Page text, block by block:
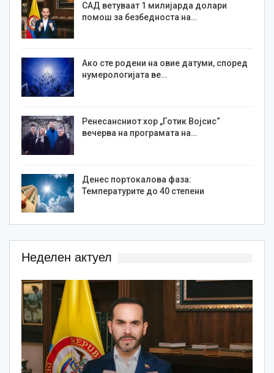
САД ветуваат 1 милијарда долари
помош за безбедноста на…
Ако сте родени на овие датуми, според
нумерологијата ве…
Ренесансниот хор „Готик Војсис“
вечерва на програмата на…
Денес портокалова фаза:
Температурите до 40 степени
Неделен актуел